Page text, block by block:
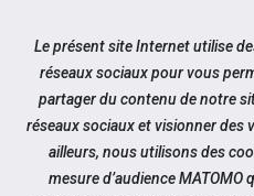
Aller au contenu
Notre actualité
Le présent site Internet utilise
réseaux sociaux pour vous
partager du contenu de notre
réseaux sociaux et visionner des
ailleurs, nous utilisons des
mesure d’audience MATOMO